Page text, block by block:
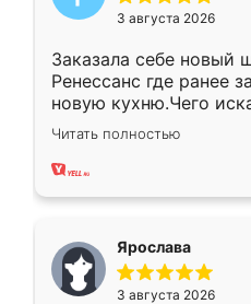
3 августа 2026
Заказала себе новый
Ренессанс где ранее
новую кухню.Чего
вполне довольна.
два года, нареканий
Читать полностью
Ярослава
3 августа 2026